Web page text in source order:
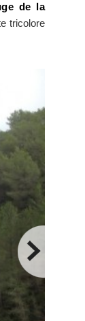
de la
tricolore